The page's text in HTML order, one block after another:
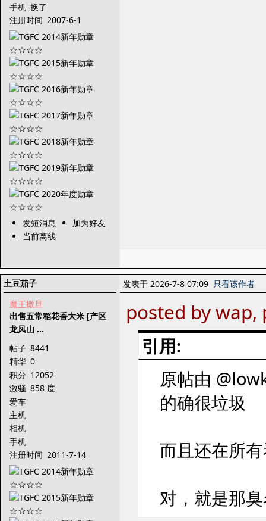
手机 换了
注册时间 2007-6-1
发短消息
加为好友
当前离线
土豆茄子
魔王撒旦
出售五常稻花香大米 [产区
龙凤山 ...
帖子 8441
精华 0
积分 12052
激骚 858 度
爱车
主机
相机
手机
注册时间 2011-7-14
发表于 2026-7-8 07:09 只看该作者
posted by
引用:
原帖由
的确很垃圾
而且还在所
对，就是那